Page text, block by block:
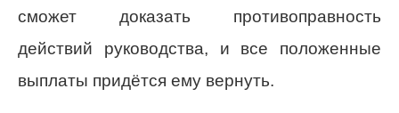
сможет доказать противоправность
действий руководства, и все положенные
выплаты придётся ему вернуть.